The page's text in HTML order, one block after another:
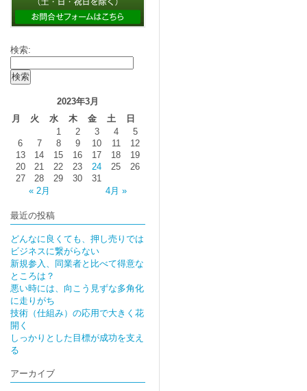
検索:
2023年3月
月
火 水 木 金 土 日
« 2月 4月 »
1 2 3 4
5
6
7 8 9 10 11
12
13
14 15 16 17 18
19
20
21 22 23 24 25
26
27
28 29 30 31
最近の投稿
どんなに良くても、押し売りでは
ビジネスに繋がらない
新規参入、同業者と比べて得意な
ところは？
悪い時には、向こう見ずな多角化
に走りがち
技術（仕組み）の応用で大きく花
開く
しっかりとした目標が成功を支え
る
アーカイブ